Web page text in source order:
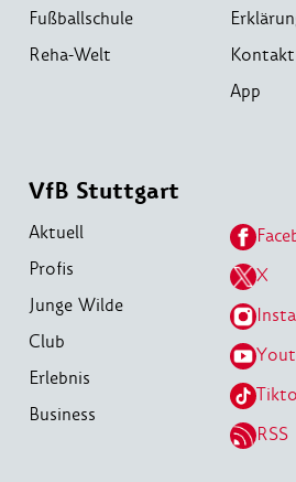
Fußballschule
Reha-Welt
Kontakt
App
VfB Stuttgart
Aktuell
Profis
Junge Wilde
Club
Erlebnis
Business
X
RSS